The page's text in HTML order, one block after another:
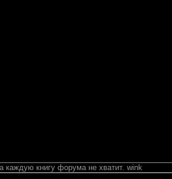
каждую книгу форума не хватит. wink